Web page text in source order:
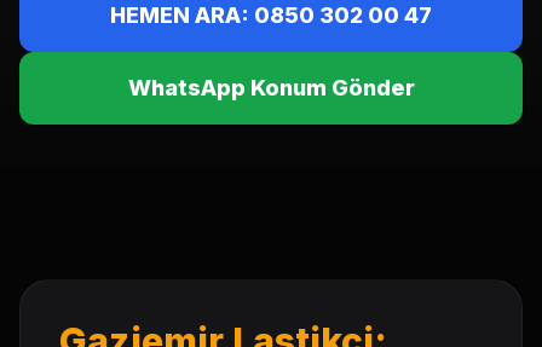
HEMEN ARA: 0850 302 00 47
WhatsApp Konum Gönder